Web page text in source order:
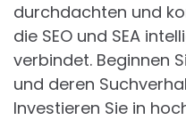
durchdachten und
die SEO und SEA
verbindet. Beginnen
und deren
Investieren Sie in